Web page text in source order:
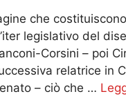
che costituiscono
legislativo del
Corsini – poi
relatrice in
– ciò che …